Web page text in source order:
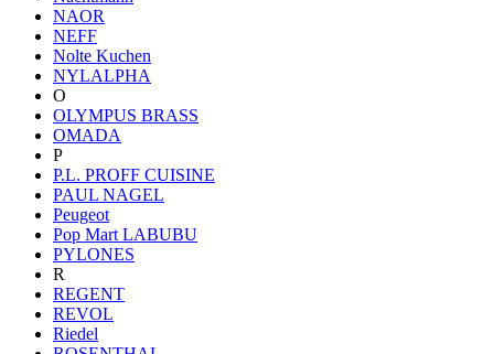
NAOR
NEFF
Nolte Kuchen
NYLALPHA
O
OLYMPUS BRASS
OMADA
P
P.L. PROFF CUISINE
PAUL NAGEL
Peugeot
Pop Mart LABUBU
PYLONES
R
REGENT
REVOL
Riedel